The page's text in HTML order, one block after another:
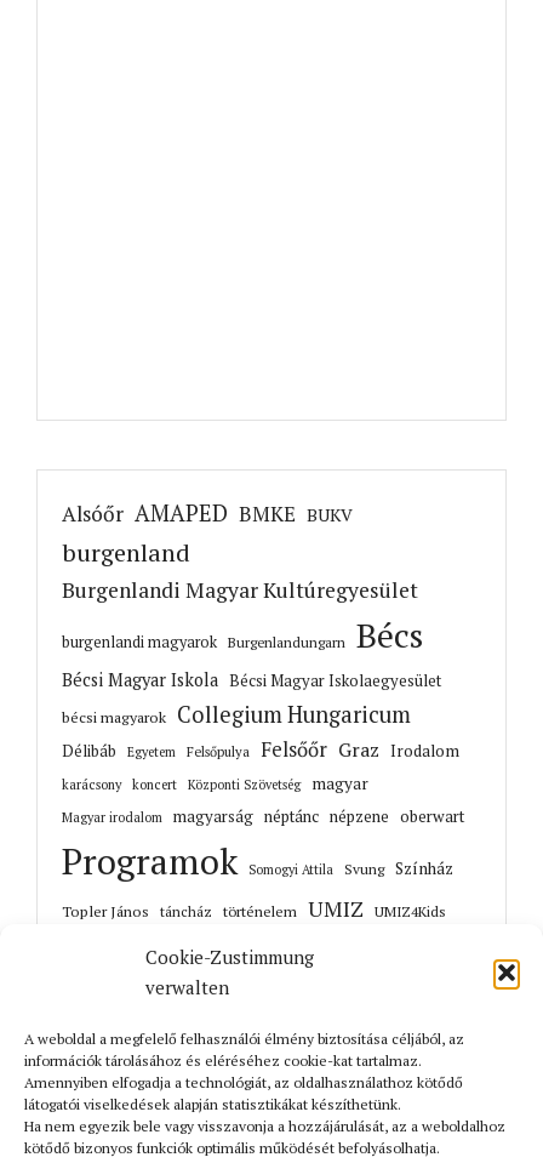
Cookie-Zustimmung
verwalten
A weboldal a megfelelő felhasználói élmény biztosítása céljából, az
információk tárolásához és eléréséhez cookie-kat tartalmaz.
Amennyiben elfogadja a technológiát, az oldalhasználathoz kötődő
látogatói viselkedések alapján statisztikákat készíthetünk.
Ha nem egyezik bele vagy visszavonja a hozzájárulását, az a weboldalhoz
kötődő bizonyos funkciók optimális működését befolyásolhatja.
Alsóőr AMAPED BMKE BUKV
burgenland
Burgenlandi Magyar Kultúregyesület
burgenlandi magyarok Burgenlandungarn Bécs
Bécsi Magyar Iskola Bécsi Magyar Iskolaegyesület
bécsi magyarok Collegium Hungaricum
Délibáb Egyetem Felsőpulya Felsőőr Graz Irodalom
karácsony koncert Központi Szövetség magyar
Magyar irodalom magyarság néptánc népzene oberwart
Programok Somogyi Attila Svung Színház
Topler János táncház történelem UMIZ
UMIZ4Kids
Korábbi cikkek